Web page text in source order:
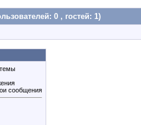
0 , гостей: 1)
сообщения